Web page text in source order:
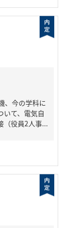
、今の学科に
いて、電気自
（役員2人事...